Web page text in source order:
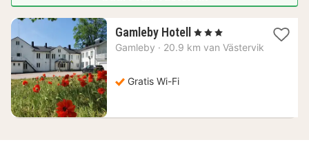
Gamleby Hotell 1
nacht
, 3 Sterren
Gamleby · 20.9 km van Västervik
Gratis Wi-Fi